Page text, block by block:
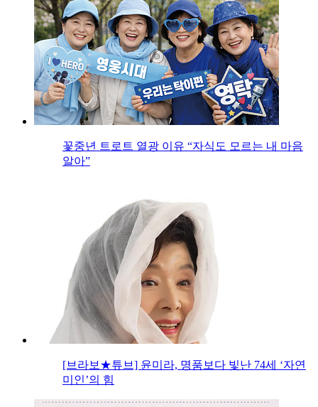
꽃중년 트로트 열광 이유 “자식도 모르는 내 마음
알아”
[브라보★튜브] 윤미라, 명품보다 빛난 74세 ‘자연
미인’의 힘